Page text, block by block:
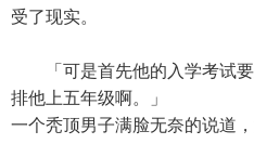
受了现实。
「可是首先他的入学考试要
排他上五年级啊。」
一个秃顶男子满脸无奈的说道